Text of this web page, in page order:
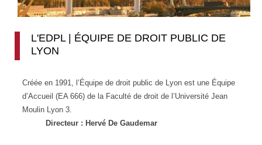
L'EDPL | ÉQUIPE DE DROIT PUBLIC DE
LYON
Créée en 1991, l’Équipe de droit public de Lyon est une Équipe
d’Accueil (EA 666) de la Faculté de droit de l’Université Jean
Moulin Lyon 3.
Directeur : Hervé De Gaudemar